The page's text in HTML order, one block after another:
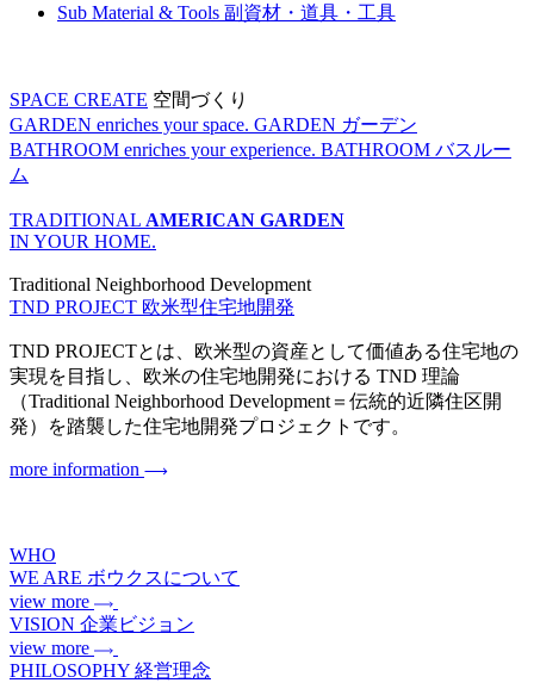
Sub Material & Tools 副資材・道具・工具
SPACE CREATE 空間づくり
GARDEN enriches your space. GARDEN ガーデン
BATHROOM enriches your experience. BATHROOM バスルー
ム
TRADITIONAL AMERICAN GARDEN
IN YOUR HOME.
Traditional Neighborhood Development
TND PROJECT 欧米型住宅地開発
TND PROJECTとは、欧米型の資産として価値ある住宅地の
実現を目指し、欧米の住宅地開発における TND 理論
（Traditional Neighborhood Development＝伝統的近隣住区開
発）を踏襲した住宅地開発プロジェクトです。
more information
WHO
WE ARE ボウクスについて
view more
VISION 企業ビジョン
view more
PHILOSOPHY 経営理念